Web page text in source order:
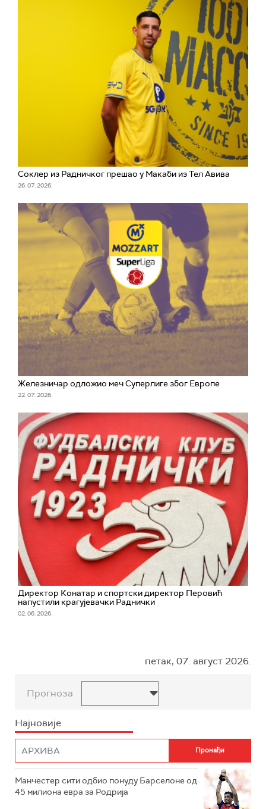
Соклер из Радничког прешао у Макаби из Тел Авива
26. 07. 2026.
Железничар одложио меч Суперлиге због Европе
22. 07. 2026.
Директор Конатар и спортски директор Перовић
напустили крагујевачки Раднички
02. 06. 2026.
петак, 07. август 2026.
Прогноза
Најновије
Манчестер сити одбио понуду Барселоне од
45 милиона евра за Родрија